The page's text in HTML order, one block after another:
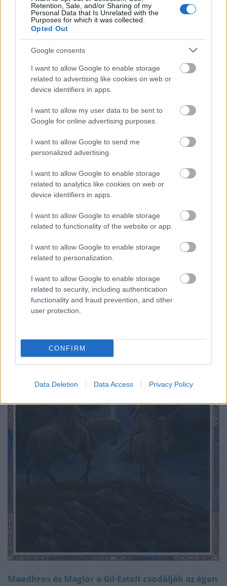
Retention, Sale, and/or Sharing of my
Personal Data that Is Unrelated with the
Purposes for which it was collected.
Opted Out
Google consents
I want to allow Google to enable storage
related to advertising like cookies on web or
device identifiers in apps.
I want to allow my user data to be sent to
Google for online advertising purposes.
I want to allow Google to send me
personalized advertising.
I want to allow Google to enable storage
related to analytics like cookies on web or
device identifiers in apps.
I want to allow Google to enable storage
related to functionality of the website or app.
I want to allow Google to enable storage
related to personalization.
I want to allow Google to enable storage
related to security, including authentication
functionality and fraud prevention, and other
user protection.
CONFIRM
Data Deletion Data Access Privacy Policy
Tevildo, a macskák hercege, Melkor aljas szolgája
(Alan Lee illusztrációja)
Ha figyelemmel kísértétek a korábban közzétett
meglepetést okozni, mikor azt mondom, hogy ennek
a sztorinak is több változata maradt fenn, melyekről a
különböző jegyzetek tanúskodnak. Jelen esetben
viszont kicsivel másabb volt a helyzet, hiszen ehhez
foghatóval nem találkoztam eddig Tolkien műveinél:
verses formát érdekesnek találtam – a maga régies
nyelvezetével egész különleges hangulatot teremtett,
eredetileg számítottam. Egy rövid kitérő erejéig a
Fëanor által alkotott drágakövek sorsával
foglalkoznak még a könyv végén.
Maedhros és Maglor a Gil-Estelt csodálják az égen